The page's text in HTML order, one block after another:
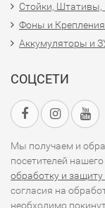
Стойки, Штативы,
Фоны и Крепления
Аккумуляторы и
СОЦСЕТИ
Мы получаем и
посетителей
обработку и
согласия на
необходимо